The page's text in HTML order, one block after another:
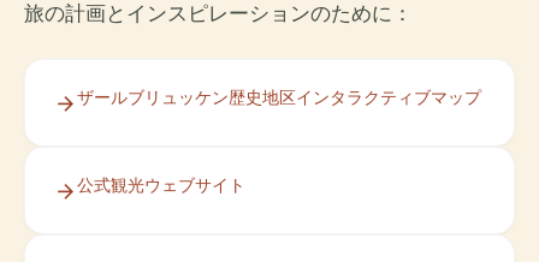
旅の計画とインスピレーションのために：
ザールブリュッケン歴史地区インタラクティブマップ
公式観光ウェブサイト